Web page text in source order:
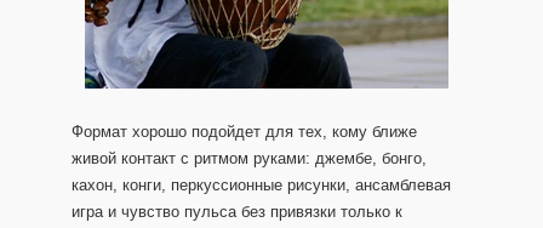
Формат хорошо подойдет для тех, кому ближе
живой контакт с ритмом руками: джембе, бонго,
кахон, конги, перкуссионные рисунки, ансамблевая
игра и чувство пульса без привязки только к